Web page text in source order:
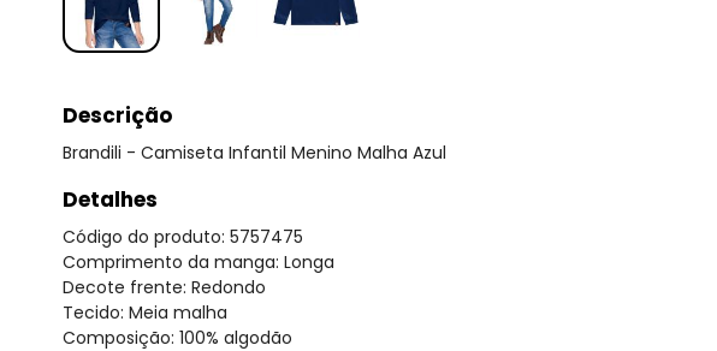
Descrição
Brandili - Camiseta Infantil Menino Malha Azul
Detalhes
Código do produto: 5757475
Comprimento da manga: Longa
Decote frente: Redondo
Tecido: Meia malha
Composição: 100% algodão